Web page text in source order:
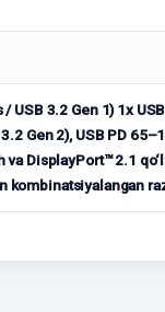
/ USB 3.2 Gen 1) 1x
Gen 2), USB PD
va DisplayPort™ 2.1
kombinatsiyalangan